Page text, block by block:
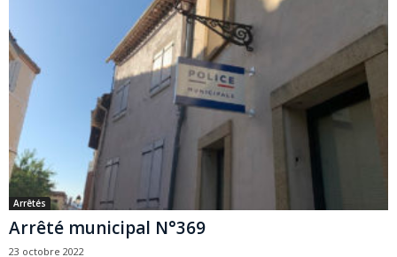
Arrêtés
Arrêté municipal N°369
23 octobre 2022